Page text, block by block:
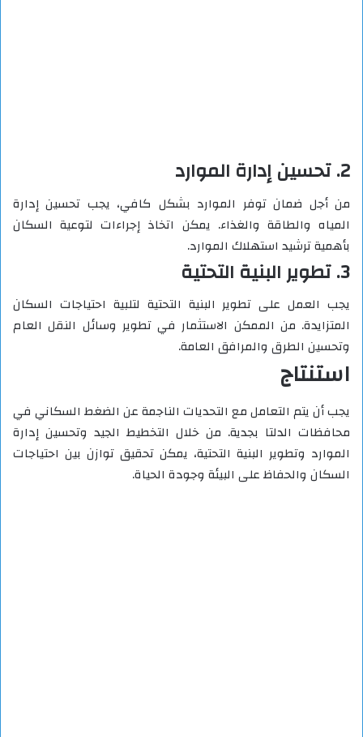
2. تحسين إدارة الموارد
من أجل ضمان توفر الموارد بشكل كافي، يجب تحسين إدارة
المياه والطاقة والغذاء. يمكن اتخاذ إجراءات لتوعية السكان
بأهمية ترشيد استهلاك الموارد.
3. تطوير البنية التحتية
يجب العمل على تطوير البنية التحتية لتلبية احتياجات السكان
المتزايدة. من الممكن الاستثمار في تطوير وسائل النقل العام
وتحسين الطرق والمرافق العامة.
استنتاج
يجب أن يتم التعامل مع التحديات الناجمة عن الضغط السكاني في
محافظات الدلتا بجدية. من خلال التخطيط الجيد وتحسين إدارة
الموارد وتطوير البنية التحتية، يمكن تحقيق توازن بين احتياجات
السكان والحفاظ على البيئة وجودة الحياة.